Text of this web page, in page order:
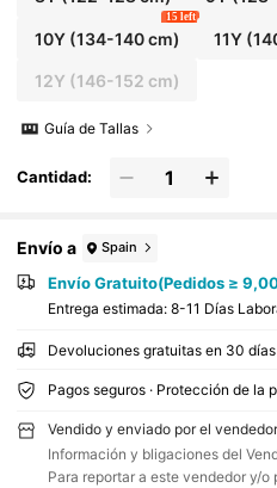
10Y(134-140 cm)
15 left
11Y
12Y (146-152 cm)
Guía de Tallas
Cantidad:
Envío a Spain
Envío Gratuito(Pedidos ≥
Entrega estimada: 8-11 Días
Devoluciones gratuitas en 30 días
Pagos seguros · Protección de la
Vendido y enviado por el
Información y bligaciones del
Para reportar a este vendedor y/o